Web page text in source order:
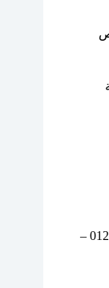
📞 01019158995 – 01552696026 – 01208815255 –